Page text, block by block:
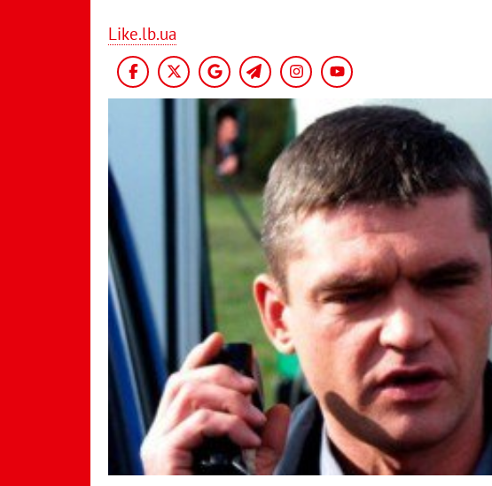
Like.lb.ua